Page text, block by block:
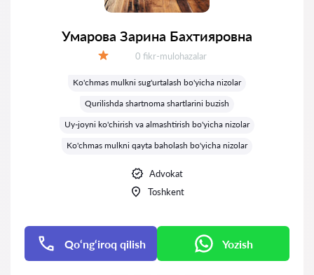
Умарова Зарина Бахтияровна
Fikrlar:
0 fikr-mulohazalar
Ko'chmas mulkni sug'urtalash bo'yicha nizolar
Qurilishda shartnoma shartlarini buzish
Uy-joyni ko'chirish va almashtirish bo'yicha nizolar
Ko'chmas mulkni qayta baholash bo'yicha nizolar
Advokat
Toshkent
Qo‘ng‘iroq qilish Yozish